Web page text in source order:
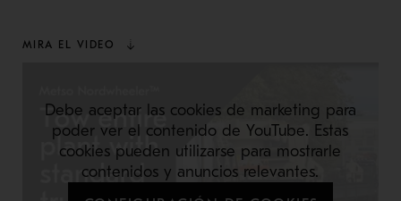
MIRA EL VIDEO
Debe aceptar las cookies de marketing para
poder ver el contenido de YouTube. Estas
cookies pueden utilizarse para mostrarle
contenidos y anuncios relevantes.